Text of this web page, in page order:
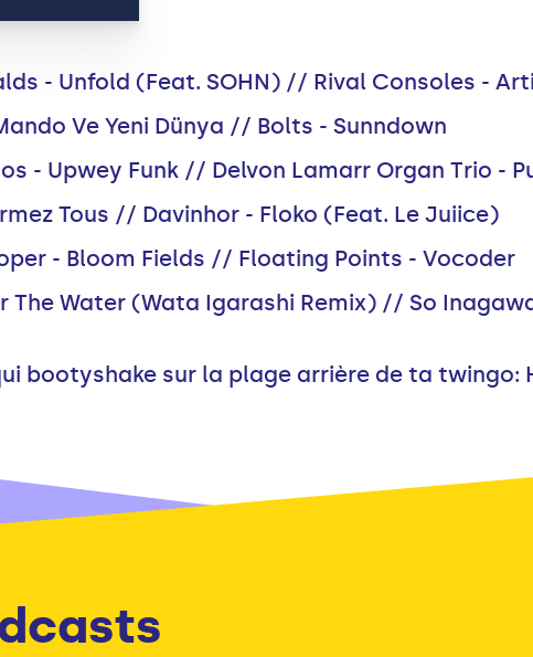
- Unfold (Feat. SOHN) // Rival Consoles -
Ve Yeni Dünya // Bolts - Sunndown
- Upwey Funk // Delvon Lamarr Organ Trio -
Tous // Davinhor - Floko (Feat. Le Juiice)
- Bloom Fields // Floating Points - Vocoder
The Water (Wata Igarashi Remix) // So
bootyshake sur la plage arrière de ta twingo: